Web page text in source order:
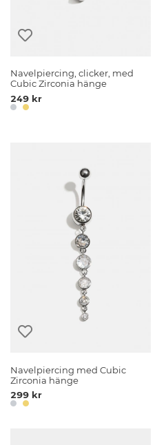
Navelpiercing, clicker, med
Cubic Zirconia hänge
249 kr
Navelpiercing med Cubic
Zirconia hänge
299 kr